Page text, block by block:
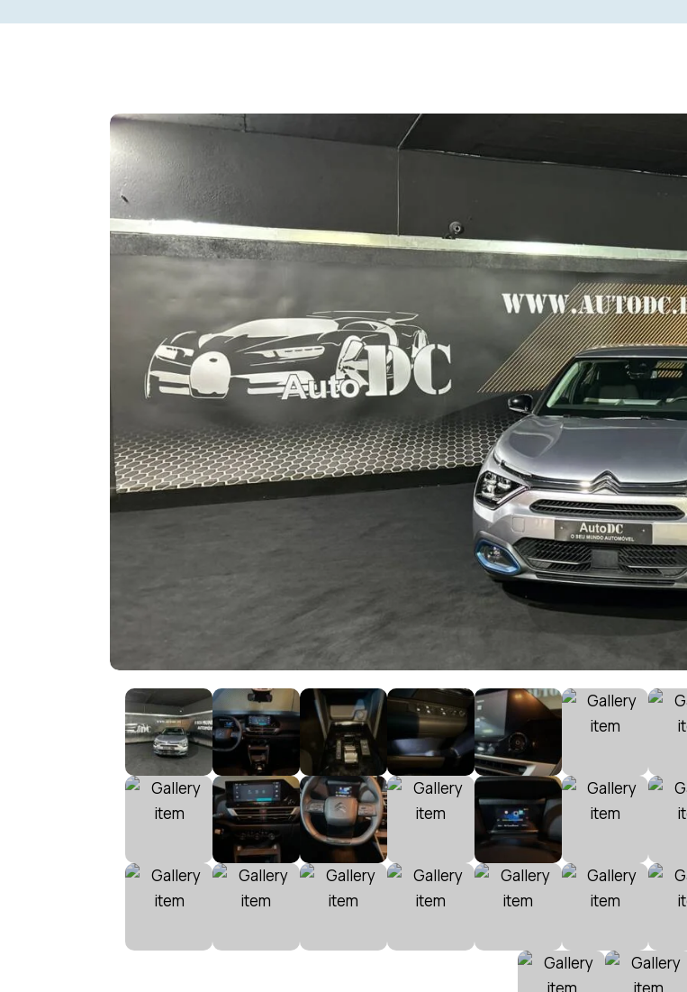
Ar Condicionado (41)
Assistente de Faixa (28)
Câmara de Estacionamento (26)
Carregador Wireless para
Smartphone (15)
Controle de Tração
Detector de Ângulo Morto (27) Entrada sem Chave (Keyless) (35)
Entrada USB/Conexões
Faróis Adaptativos (36) Faróis de LED (31)
Jantes em Liga Leve (40)
Retrovisores Elétricos e
Aquecidos (26)
Sensores de Chuva (39)
Sistema de Reconhecimento de
Sinais de Trânsito (25)
Sistema de Som Premium
Start/Stop Automático (31)
Suspensão Ajustável (3) Teto Panorâmico (11)
Vidros Escurecidos (26)